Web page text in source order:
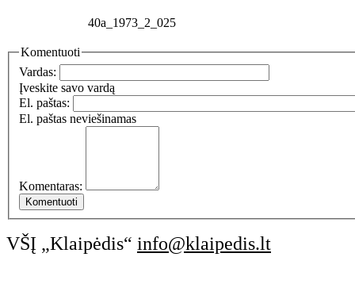
40a_1973_2_025
Komentuoti
Vardas:
Įveskite savo vardą
El. paštas:
El. paštas neviešinamas
Komentaras:
VŠĮ „Klaipėdis“ info@klaipedis.lt